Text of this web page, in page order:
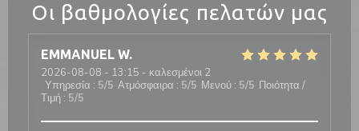
Οι βαθμολογίες πελατών μας
EMMANUEL W
2026-08-08 - 13:15 - καλεσμένοι 2
Υπηρεσία : 5/5 Ατμόσφαιρα : 5/5 Μενού : 5/5 Ποιότητα /
Τιμή : 5/5